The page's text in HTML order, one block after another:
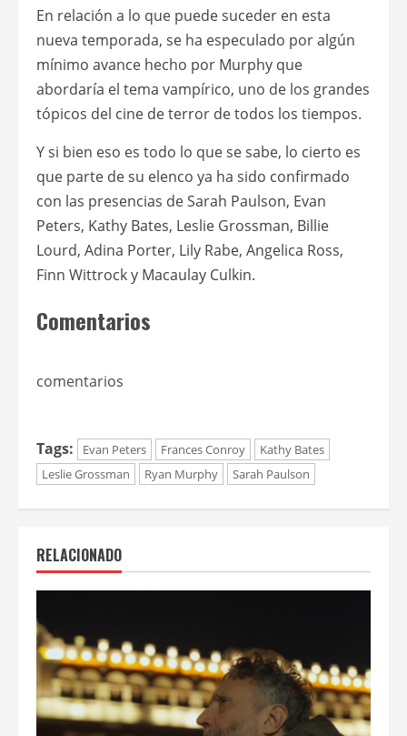
En relación a lo que puede suceder en esta
nueva temporada, se ha especulado por algún
mínimo avance hecho por Murphy que
abordaría el tema vampírico, uno de los grandes
tópicos del cine de terror de todos los tiempos.
Y si bien eso es todo lo que se sabe, lo cierto es
que parte de su elenco ya ha sido confirmado
con las presencias de Sarah Paulson, Evan
Peters, Kathy Bates, Leslie Grossman, Billie
Lourd, Adina Porter, Lily Rabe, Angelica Ross,
Finn Wittrock y Macaulay Culkin.
Comentarios
comentarios
Tags: Evan Peters Frances Conroy
Kathy Bates
Leslie Grossman
Ryan Murphy Sarah Paulson
RELACIONADO